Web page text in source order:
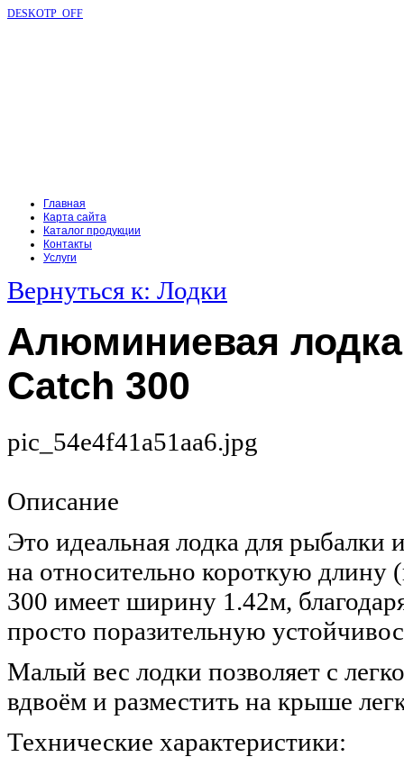
DESKOTP_OFF
Главная
Карта сайта
Каталог продукции
Контакты
Услуги
Вернуться к: Лодки
Алюминиевая
Catch 300
pic_54e4f41a51aa6.jpg
Описание
Это идеальная лодка для рыбалки
на относительно короткую длину
300 имеет ширину 1.42м,
просто поразительную
Малый вес лодки позволяет с
вдвоём и разместить на крыше
Технические характеристики: